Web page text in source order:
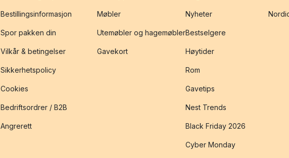
Bestillingsinformasjon
Spor pakken din
Vilkår & betingelser
Sikkerhetspolicy
Cookies
Bedriftsordrer / B2B
Angrerett
Møbler
Utemøbler og hagemøbler
Gavekort
Nyheter
Bestselgere
Høytider
Rom
Gavetips
Nest Trends
Black Friday 2026
Cyber Monday